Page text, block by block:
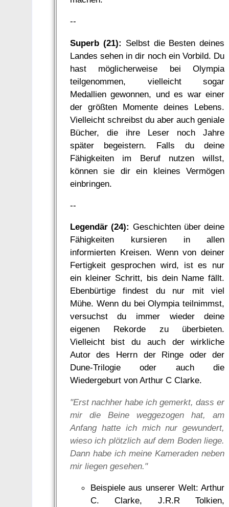
--
Superb (21): Selbst die Besten deines
Landes sehen in dir noch ein Vorbild. Du
hast möglicherweise bei Olympia
teilgenommen, vielleicht sogar
Medallien gewonnen, und es war einer
der größten Momente deines Lebens.
Vielleicht schreibst du aber auch geniale
Bücher, die ihre Leser noch Jahre
später begeistern. Falls du deine
Fähigkeiten im Beruf nutzen willst,
können sie dir ein kleines Vermögen
einbringen.
--
Legendär (24): Geschichten über deine
Fähigkeiten kursieren in allen
informierten Kreisen. Wenn von deiner
Fertigkeit gesprochen wird, ist es nur
ein kleiner Schritt, bis dein Name fällt.
Ebenbürtige findest du nur mit viel
Mühe. Wenn du bei Olympia teilnimmst,
versuchst du immer wieder deine
eigenen Rekorde zu überbieten.
Vielleicht bist du auch der wirkliche
Autor des Herrn der Ringe oder der
Dune-Trilogie oder auch die
Wiedergeburt von Arthur C Clarke.
"Erst nachher habe ich gemerkt, dass er
mir die Beine weggezogen hat, am
Anfang hatte ich mich nur gewundert,
wieso ich plötzlich auf dem Boden liege.
Dann habe ich meine Kameraden neben
mir liegen gesehen."
Beispiele aus unserer Welt: Arthur
C. Clarke, J.R.R Tolkien,